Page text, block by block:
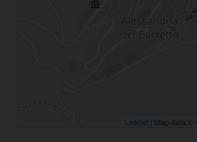
Leaflet | Map data ©